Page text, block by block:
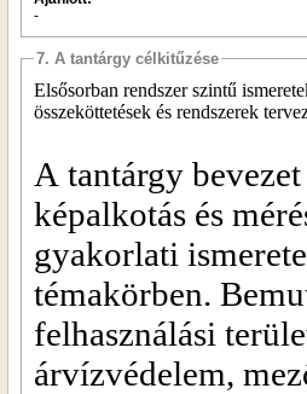
-
7. A tantárgy célkitűzése
Elsősorban rendszer szintű
összeköttetések és rendszerek
A tantárgy
képalkotás és
gyakorlati
témakörben.
felhasználási
árvízvédelem,